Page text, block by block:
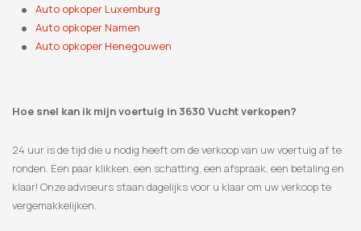
Auto opkoper Luxemburg
Auto opkoper Namen
Auto opkoper Henegouwen
Hoe snel kan ik mijn voertuig in 3630 Vucht verkopen?
24 uur is de tijd die u nodig heeft om de verkoop van uw voertuig af te
ronden. Een paar klikken, een schatting, een afspraak, een betaling en
klaar! Onze adviseurs staan ​​dagelijks voor u klaar om uw verkoop te
vergemakkelijken.